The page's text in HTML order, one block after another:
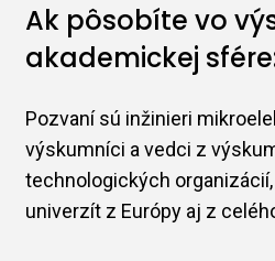
Ak pôsobíte vo
akademickej
Pozvaní sú inžinieri
výskumníci a vedci z
technologických organizácií,
univerzít z Európy aj z